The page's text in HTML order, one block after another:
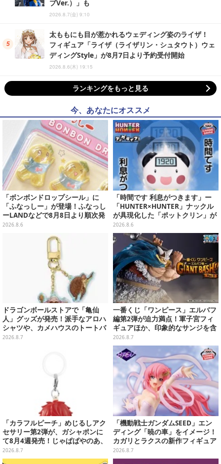
ブVer.）」も
2026.8.7(金) 9:10
太ももにも目が惹かれるウェディング姿のライザ！
フィギュア「ライザ（ライザリン・シュタウト）ウェ
ディングStyle」が8月7日より予約受付開始
2026.8.6(木) 19:15
ランキングをもっと見る
今、あなたにオススメ
「ボンボンドロップシール」に
「ふなっしー」が登場！ふなっし
ーLANDなどで8月8日より順次発
売
2026.8.6
「時間です 利息がつきます」ー
「HUNTER×HUNTER」ナックル
が具現化した「ポットクリン」が
貯金箱としてプライズ展開
2026.8.6
ドラゴンボールストアで「亀仙
人」グッズが発売！派手なアロハ
シャツや、カメハウスのトートバ
ッグなど夏らしいアイテムがズラ
2026.8.7
一番くじ「ワンピース」エルバフ
編第2弾が迫力満点！軍子宮フィ
ギュアほか、印象的なサンジを含
む“手配書”ポスターなどにも注目
2026.8.7
「カラフルピーチ」めじるしアク
セサリー第2弾が、ガシャポンに
て8月4週発売！じゃぱぱやのあ、
シヴァたちメンバー11名分ライン
ナップ
2026.8.7
「機動戦士ガンダムSEED」エン
ディング「暁の車」をイメージ！
カガリとラクスの新作フィギュア
がプライズに
2026.8.7